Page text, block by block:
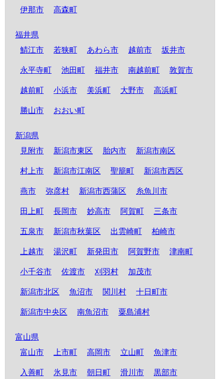
伊那市 高森町
福井県
鯖江市
若狭町 あわら市 越前市 坂井市
永平寺町 池田町 福井市 南越前町 敦賀市
越前町 小浜市 美浜町 大野市 高浜町
勝山市 おおい町
新潟県
見附市
新潟市東区 胎内市 新潟市南区
村上市 新潟市江南区 聖籠町 新潟市西区
燕市 弥彦村 新潟市西蒲区 糸魚川市
田上町 長岡市 妙高市 阿賀町 三条市
五泉市 新潟市秋葉区 出雲崎町 柏崎市
上越市 湯沢町 新発田市 阿賀野市 津南町
小千谷市 佐渡市 刈羽村 加茂市
新潟市北区 魚沼市 関川村 十日町市
新潟市中央区 南魚沼市 粟島浦村
富山県
富山市
上市町 高岡市 立山町 魚津市
入善町 氷見市 朝日町 滑川市 黒部市